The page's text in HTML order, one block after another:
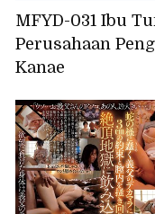
MFYD-031 Ibu
Perusahaan
Kanae